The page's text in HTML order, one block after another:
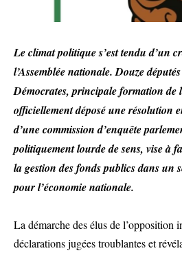
Le climat politique s’est tendu d’un
l’Assemblée nationale. Douze
Démocrates, principale formation de
officiellement déposé une résolution
d’une commission d’enquête
politiquement lourde de sens, vise à
la gestion des fonds publics dans un
pour l’économie nationale.
La démarche des élus de l’opposition
déclarations jugées troublantes et